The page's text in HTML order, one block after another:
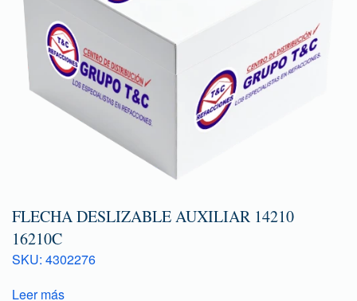
FLECHA DESLIZABLE AUXILIAR 14210
16210C
SKU: 4302276
Leer más